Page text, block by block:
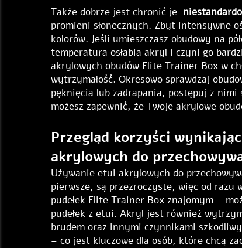
Także dobrze jest chronić je
promieni słonecznych. Zbyt intensywne
kolorów. Jeśli umieszczasz obudowy na
temperatura osłabia akryl i czyni go
akrylowych obudów Elite Trainer Box w
wytrzymałość. Okresowo sprawdzaj
pęknięcia lub zadrapania, postępuj z
możesz zapewnić, że Twoje akrylowe
Przegląd korzyści
akrylowych do
Używanie etui akrylowych do
pierwsze, są przezroczyste, więc od razu
pudełek Elite Trainer Box znajomym –
pudełek z etui. Akryl jest również
brudem oraz innymi czynnikami
– co jest kluczowe dla osób, które chcą